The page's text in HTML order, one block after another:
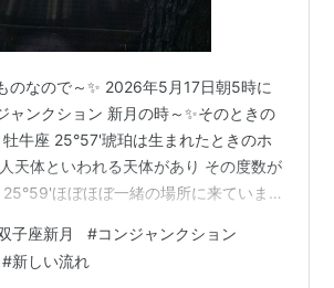
のなので～✨ 2026年5月17日朝5時に
ャンクション 新月の時～✨そのときの
牛座 25°57'琥珀は生まれたときのホ
天体といわれる天体があり その度数が
ほぼほぼ一緒の場所に来ていまし
座新月になるすこしまえくらいから 2
毎日のように ログインしてやっていた
子座新月 #コンジャンクション
#新しい流れ